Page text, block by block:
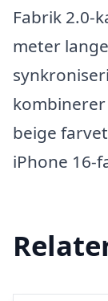
Fabrik 2.0-
meter lange
beige
iPhone 16-